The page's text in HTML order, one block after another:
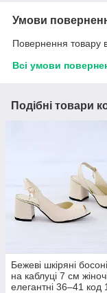
Умови
Повернення товару
Всі умови
Подібні товари
Бежеві шкіряні
на каблуці 7 см
елегантні 36–41 код